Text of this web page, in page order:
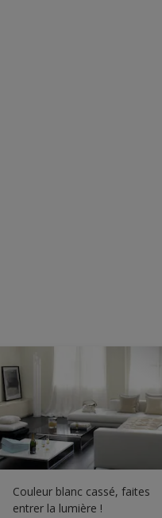
Couleur blanc cassé, faites
entrer la lumière !